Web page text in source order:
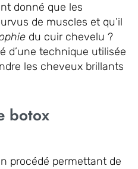
donné que les
de muscles et qu’il
du cuir chevelu ?
d’une technique utilisée
les cheveux brillants
botox
procédé permettant de